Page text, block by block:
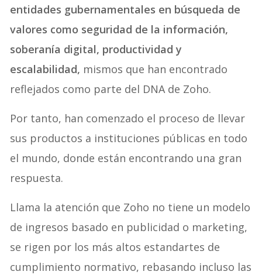
entidades gubernamentales en búsqueda de
valores como seguridad de la información,
soberanía digital, productividad y
escalabilidad, mismos que han encontrado
reflejados como parte del DNA de Zoho.
Por tanto, han comenzado el proceso de llevar
sus productos a instituciones públicas en todo
el mundo, donde están encontrando una gran
respuesta.
Llama la atención que Zoho no tiene un modelo
de ingresos basado en publicidad o marketing,
se rigen por los más altos estandartes de
cumplimiento normativo, rebasando incluso las